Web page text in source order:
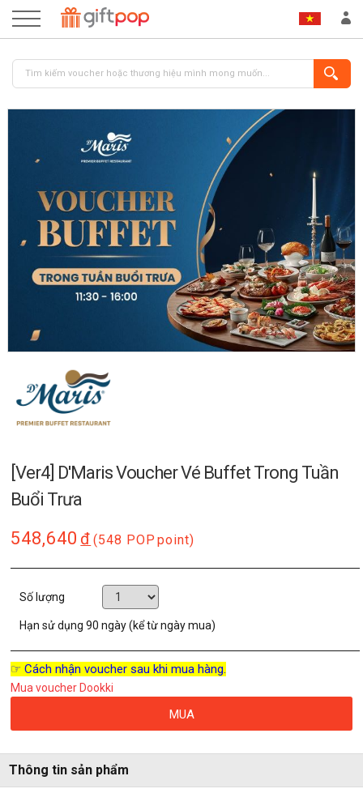
ĐĂNG NHẬP ĐĂNG KÝ
[Ver4] D'Maris Voucher Vé Buffet Trong Tuần
Buổi Trưa
548,640 đ (548 POP point)
Số lượng
Hạn sử dụng90 ngày (kể từ ngày mua)
☞ Cách nhận voucher sau khi mua hàng.
Mua voucher Dookki
MUA
Thông tin sản phẩm